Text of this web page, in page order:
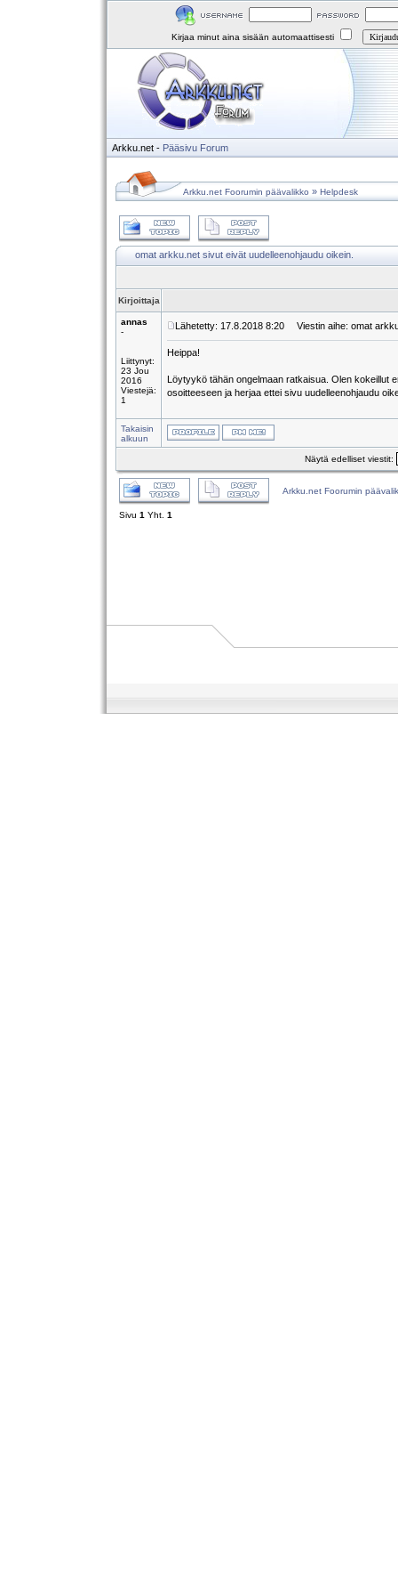
Kirjaa minut aina sisään automaattisesti
Arkku.net - Pääsivu Forum
Arkku.net Foorumin päävalikko » Helpdesk
omat arkku.net sivut eivät uudelleenohjaudu oikein.
Kirjoittaja
annas
-
Liittynyt:
23 Jou
2016
Viestejä:
1
Lähetetty: 17.8.2018 8:20 Viestin aihe: omat
Heippa!
Löytyykö tähän ongelmaan ratkaisua. Olen kokeillut
osoitteeseen ja herjaa ettei sivu uudelleenohjaudu
Takaisin
alkuun
Näytä edelliset viestit:
Arkku.net Foorumin
Sivu 1 Yht. 1